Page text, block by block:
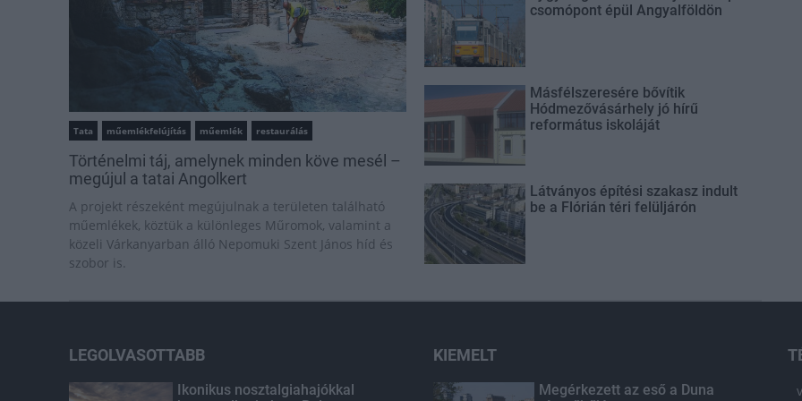
Tata műemlékfelújítás műemlék restaurálás
Történelmi táj, amelynek minden köve mesél –
megújul a tatai Angolkert
A projekt részeként megújulnak a területen található
műemlékek, köztük a különleges Műromok, valamint a
közeli Várkanyarban álló Nepomuki Szent János híd és
szobor is.
csomópont épül Angyalföldön
Másfélszeresére bővítik
Hódmezővásárhely jó hírű
református iskoláját
Látványos építési szakasz indult
be a Flórián téri felüljárón
LEGOLVASOTTABB
Ikonikus nosztalgiahajókkal
KIEMELT
Megérkezett az eső a Duna